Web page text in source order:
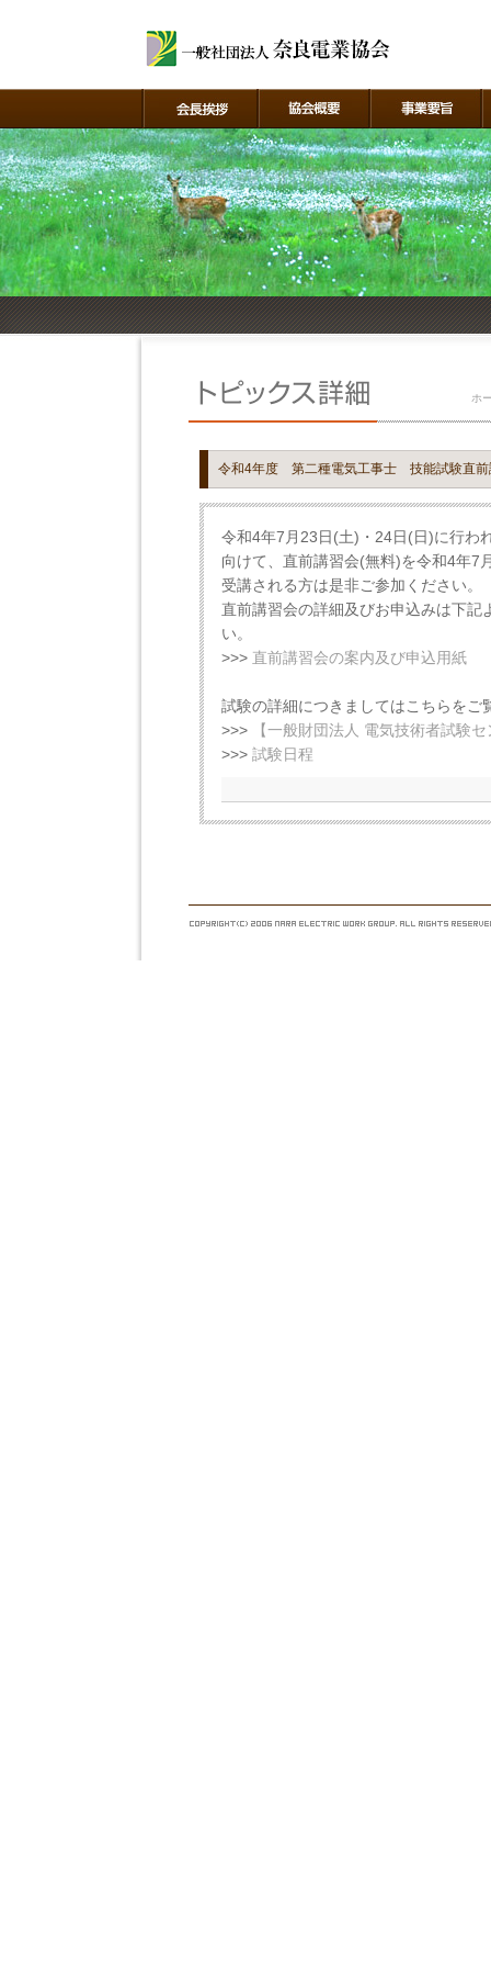
ホ
令和4年度 第二種電気工事士 技能試験直前
令和4年7月23日(土)・24日(日)に行わ
向けて、直前講習会(無料)を令和4年7
受講される方は是非ご参加ください。
直前講習会の詳細及びお申込みは下記
い。
>>> 直前講習会の案内及び申込用紙
試験の詳細につきましてはこちらをご
>>>
【一般財団法人 電気技術者試験
>>> 試験日程